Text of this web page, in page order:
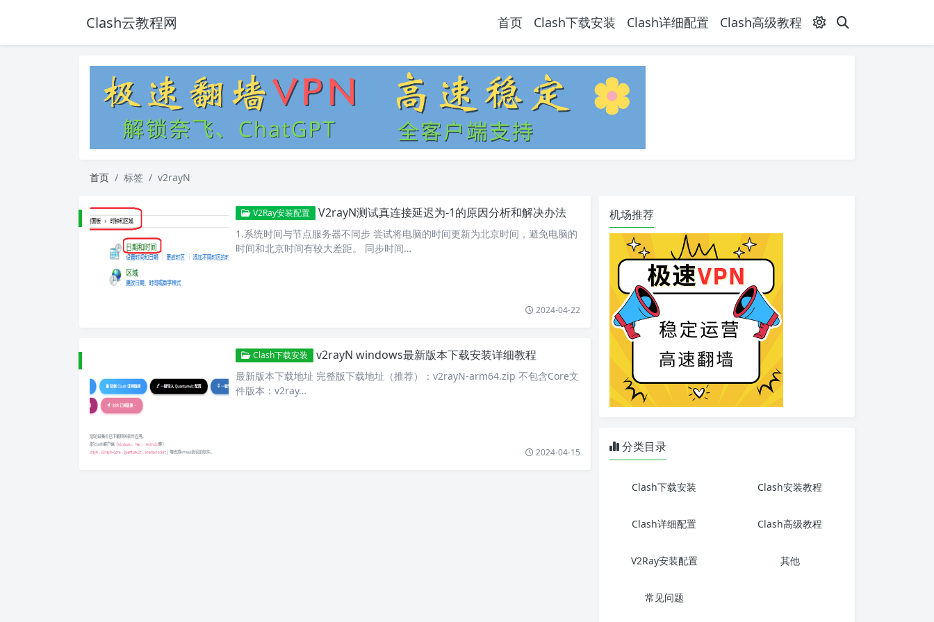
Clash云教程网 首页 Clash下载安装 Clash详细配置 Clash高级教程
首页 标签 v2rayN
V2Ray安装配置 V2rayN测试真连接延迟为-1的原因分析和解决办法
1.系统时间与节点服务器不同步 尝试将电脑的时间更新为北京时间，避免电脑的
时间和北京时间有较大差距。 同步时间…
2024-04-22
Clash下载安装 v2rayN windows最新版本下载安装详细教程
最新版本下载地址 完整版下载地址（推荐）：v2rayN-arm64.zip 不包含Core文
件版本：v2ray…
2024-04-15
机场推荐
分类目录
Clash下载安装 Clash安装教程
Clash详细配置 Clash高级教程
V2Ray安装配置 其他
常见问题